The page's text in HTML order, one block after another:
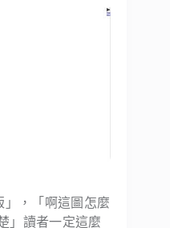
」，「啊這圖怎麼
」讀者一定這麼